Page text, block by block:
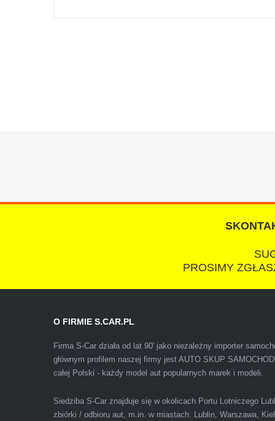
chcecie natknac sie na spaslych
wiedziałem, że sprzedaż samochodu może
PROSIMY
O FIRMIE S.CAR.PL
Firma S-Car działa od lat 90' jako niezależny importer
głównym profilem naszej firmy jest AUTO SKUP
całej Polski - każdy model aut popularnych marek i modeli.
Siedziba S-Car znajduje się w okolicach Portu Lotniczego
zbiórki / odbioru aut, m.in. w miastach: Lublin, Warszawa,